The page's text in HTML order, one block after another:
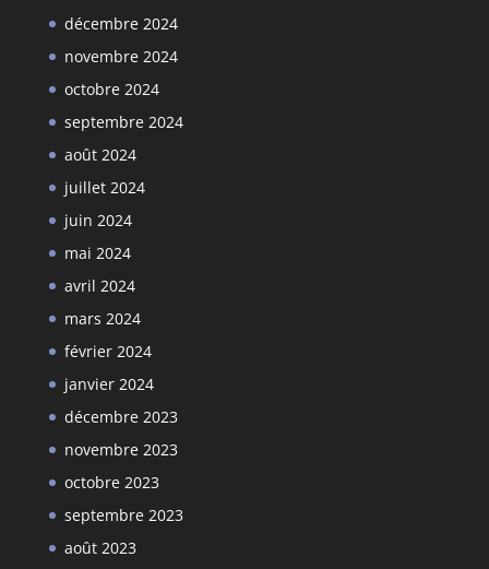
décembre 2024
novembre 2024
octobre 2024
septembre 2024
août 2024
juillet 2024
juin 2024
mai 2024
avril 2024
mars 2024
février 2024
janvier 2024
décembre 2023
novembre 2023
octobre 2023
septembre 2023
août 2023